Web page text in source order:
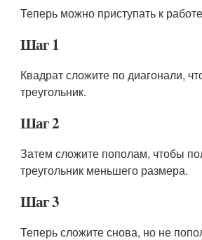
Теперь можно приступать к
Шаг 1
Квадрат сложите по диагонали,
треугольник.
Шаг 2
Затем сложите пополам, чтобы
треугольник меньшего размера.
Шаг 3
Теперь сложите снова, но не